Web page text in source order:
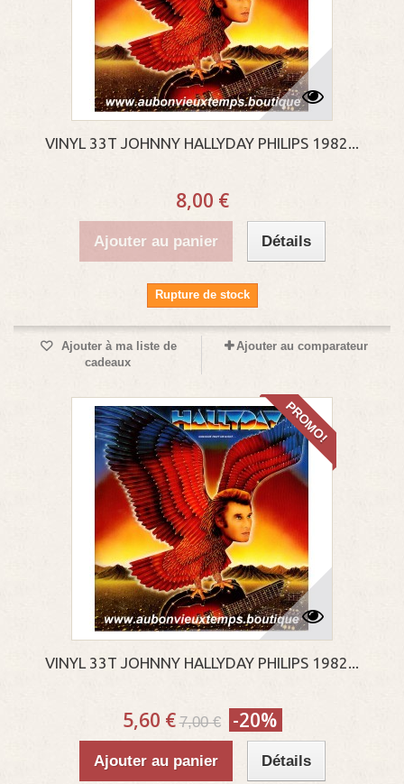
VINYL 33T JOHNNY HALLYDAY PHILIPS 1982...
8,00 €
Ajouter au panier Détails
Rupture de stock
Ajouter à ma liste de
cadeaux
Ajouter au comparateur
PROMO!
VINYL 33T JOHNNY HALLYDAY PHILIPS 1982...
5,60 € 7,00 € -20%
Ajouter au panier Détails